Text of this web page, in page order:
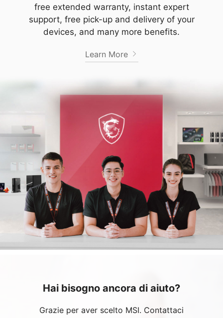
free extended warranty, instant expert
support, free pick-up and delivery of your
devices, and many more benefits.
Learn More
Hai bisogno ancora di aiuto?
Grazie per aver scelto MSI. Contattaci